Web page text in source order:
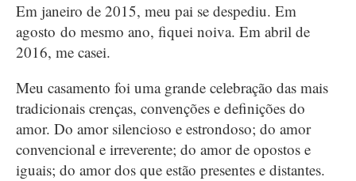
Em janeiro de 2015, meu pai se despediu. Em
agosto do mesmo ano, fiquei noiva. Em abril de
2016, me casei.
Meu casamento foi uma grande celebração das mais
tradicionais crenças, convenções e definições do
amor. Do amor silencioso e estrondoso; do amor
convencional e irreverente; do amor de opostos e
iguais; do amor dos que estão presentes e distantes.